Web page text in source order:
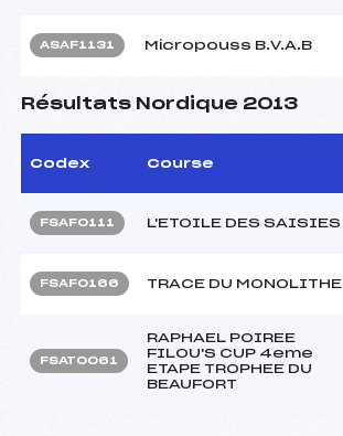
ASAF1131 Micropouss B.V.A.B
Résultats Nordique 2013
Codex Course
FSAF0111 L'ETOILE DES SAISIES
FSAF0166 TRACE DU MONOLITHE
FSAT0061
RAPHAEL POIREE
FILOU'S CUP 4eme
ETAPE TROPHEE DU
BEAUFORT